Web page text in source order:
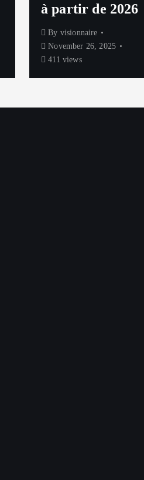
à partir de 2026
By visionnaire
November 26, 2025
411 views